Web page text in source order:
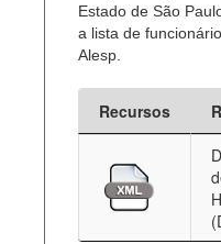
Estado de São
a lista de
Alesp.
Recursos